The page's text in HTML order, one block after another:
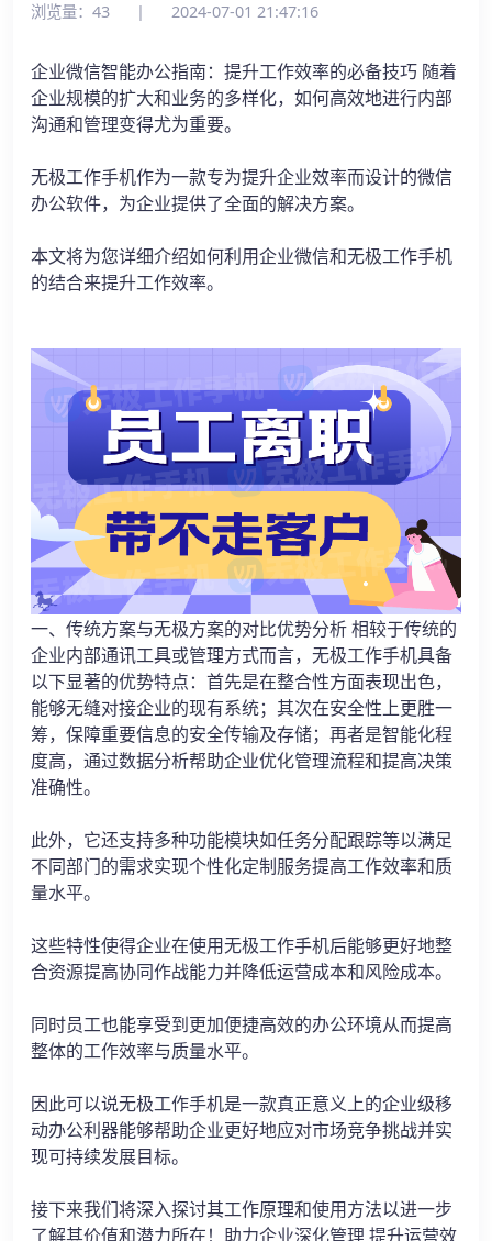
浏览量：43 | 2024-07-01 21:47:16
企业微信智能办公指南：提升工作效率的必备技巧 随着
企业规模的扩大和业务的多样化，如何高效地进行内部
沟通和管理变得尤为重要。
无极工作手机作为一款专为提升企业效率而设计的微信
办公软件，为企业提供了全面的解决方案。
本文将为您详细介绍如何利用企业微信和无极工作手机
的结合来提升工作效率。
一、传统方案与无极方案的对比优势分析 相较于传统的
企业内部通讯工具或管理方式而言，无极工作手机具备
以下显著的优势特点：首先是在整合性方面表现出色，
能够无缝对接企业的现有系统；其次在安全性上更胜一
筹，保障重要信息的安全传输及存储；再者是智能化程
度高，通过数据分析帮助企业优化管理流程和提高决策
准确性。
此外，它还支持多种功能模块如任务分配跟踪等以满足
不同部门的需求实现个性化定制服务提高工作效率和质
量水平。
这些特性使得企业在使用无极工作手机后能够更好地整
合资源提高协同作战能力并降低运营成本和风险成本。
同时员工也能享受到更加便捷高效的办公环境从而提高
整体的工作效率与质量水平。
因此可以说无极工作手机是一款真正意义上的企业级移
动办公利器能够帮助企业更好地应对市场竞争挑战并实
现可持续发展目标。
接下来我们将深入探讨其工作原理和使用方法以进一步
了解其价值和潜力所在！助力企业深化管理 提升运营效